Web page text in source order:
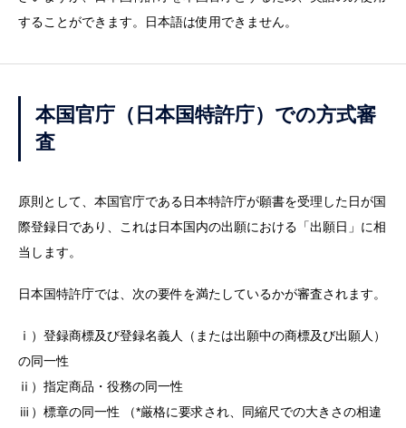
することができます。日本語は使用できません。
本国官庁（日本国特許庁）での方式審
査
原則として、本国官庁である日本特許庁が願書を受理した日が国
際登録日であり、これは日本国内の出願における「出願日」に相
当します。
日本国特許庁では、次の要件を満たしているかが審査されます。
ⅰ）登録商標及び登録名義人（または出願中の商標及び出願人）
の同一性
ⅱ）指定商品・役務の同一性
ⅲ）標章の同一性 （*厳格に要求され、同縮尺での大きさの相違